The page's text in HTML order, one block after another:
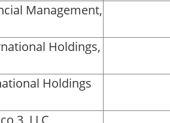
Management,
Holdings,
Holdings
3, LLC